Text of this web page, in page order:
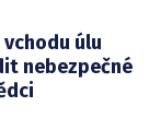
úlu
nebezpečné